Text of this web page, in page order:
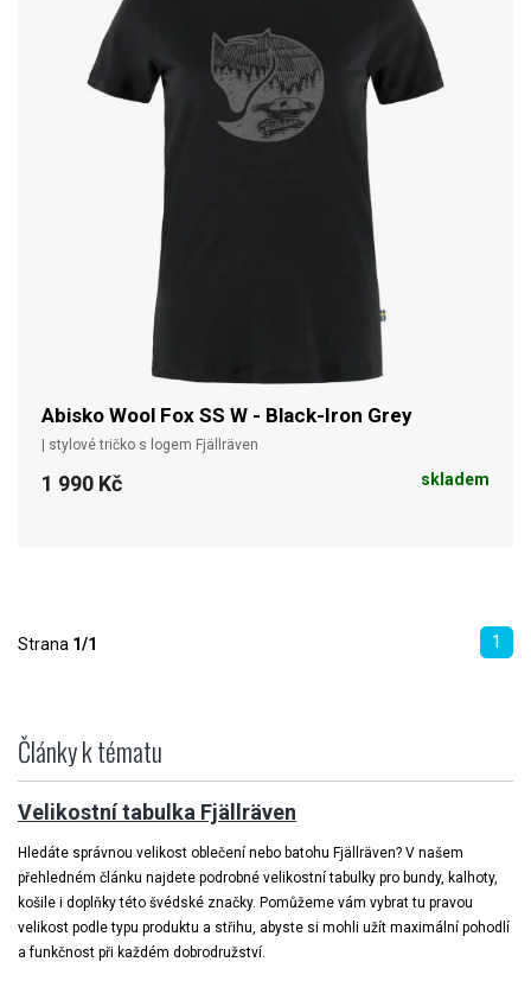
Abisko Wool Fox SS W - Black-Iron Grey
| stylové tričko s logem Fjällräven
1 990 Kč skladem
Strana 1/1 1
Články k tématu
Velikostní tabulka Fjällräven
Hledáte správnou velikost oblečení nebo batohu Fjällräven? V našem
přehledném článku najdete podrobné velikostní tabulky pro bundy, kalhoty,
košile i doplňky této švédské značky. Pomůžeme vám vybrat tu pravou
velikost podle typu produktu a střihu, abyste si mohli užít maximální pohodlí
a funkčnost při každém dobrodružství.